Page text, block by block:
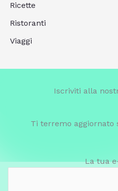
Ricette
Ristoranti
Viaggi
Iscriviti alla
Ti terremo
La tua